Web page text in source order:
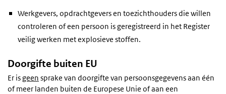
Werkgevers, opdrachtgevers en toezichthouders die willen
controleren of een persoon is geregistreerd in het Register
veilig werken met explosieve stoffen.
Doorgifte buiten EU
Er isgeen sprake van doorgifte van persoonsgegevens aan één
of meer landen buiten de Europese Unie of aan een